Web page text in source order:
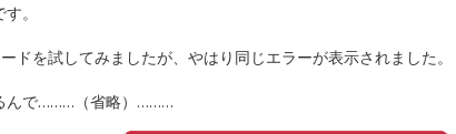
。
ドを試してみましたが、やはり同じエラーが表示されました。
んで………（省略）………